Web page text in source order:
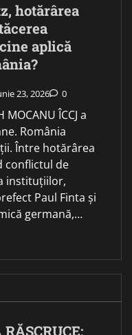
hotărârea
aplică
23, 2026 0
MOCANU ÎCCJ a
România
Între hotărârea
conflictul de
instituțiilor,
Paul Finta și
germană,…